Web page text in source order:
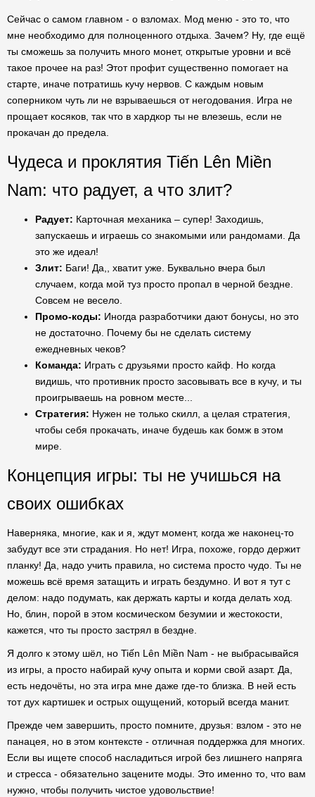
Сейчас о самом главном - о взломах. Мод меню - это то, что
мне необходимо для полноценного отдыха. Зачем? Ну, где ещё
ты сможешь за получить много монет, открытые уровни и всё
такое прочее на раз! Этот профит существенно помогает на
старте, иначе потратишь кучу нервов. С каждым новым
соперником чуть ли не взрываешься от негодования. Игра не
прощает косяков, так что в хардкор ты не влезешь, если не
прокачан до предела.
Чудеса и проклятия Tiến Lên Miền
Nam: что радует, а что злит?
Радует: Карточная механика – супер! Заходишь,
запускаешь и играешь со знакомыми или рандомами. Да
это же идеал!
Злит: Баги! Да,, хватит уже. Буквально вчера был
случаем, когда мой туз просто пропал в черной бездне.
Совсем не весело.
Промо-коды: Иногда разработчики дают бонусы, но это
не достаточно. Почему бы не сделать систему
ежедневных чеков?
Команда: Играть с друзьями просто кайф. Но когда
видишь, что противник просто засовывать все в кучу, и ты
проигрываешь на ровном месте...
Стратегия: Нужен не только скилл, а целая стратегия,
чтобы себя прокачать, иначе будешь как бомж в этом
мире.
Концепция игры: ты не учишься на
своих ошибках
Наверняка, многие, как и я, ждут момент, когда же наконец-то
забудут все эти страдания. Но нет! Игра, похоже, гордо держит
планку! Да, надо учить правила, но система просто чудо. Ты не
можешь всё время затащить и играть бездумно. И вот я тут с
делом: надо подумать, как держать карты и когда делать ход.
Но, блин, порой в этом космическом безумии и жестокости,
кажется, что ты просто застрял в бездне.
Я долго к этому шёл, но Tiến Lên Miền Nam - не выбрасывайся
из игры, а просто набирай кучу опыта и корми свой азарт. Да,
есть недочёты, но эта игра мне даже где-то близка. В ней есть
тот дух картишек и острых ощущений, который всегда манит.
Прежде чем завершить, просто помните, друзья: взлом - это не
панацея, но в этом контексте - отличная поддержка для многих.
Если вы ищете способ насладиться игрой без лишнего напряга
и стресса - обязательно зацените моды. Это именно то, что вам
нужно, чтобы получить чистое удовольствие!